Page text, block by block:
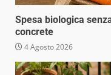
Spesa biologica
concrete
4 Agosto 2026